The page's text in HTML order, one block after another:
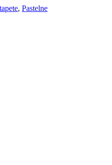
, Pastelne